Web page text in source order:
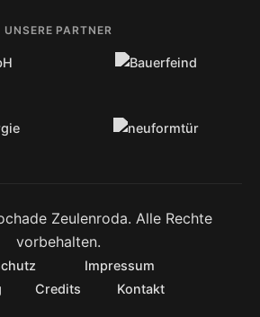
UNSERE PARTNER
Zeulenroda. Alle Rechte
vorbehalten.
Impressum
Credits Kontakt